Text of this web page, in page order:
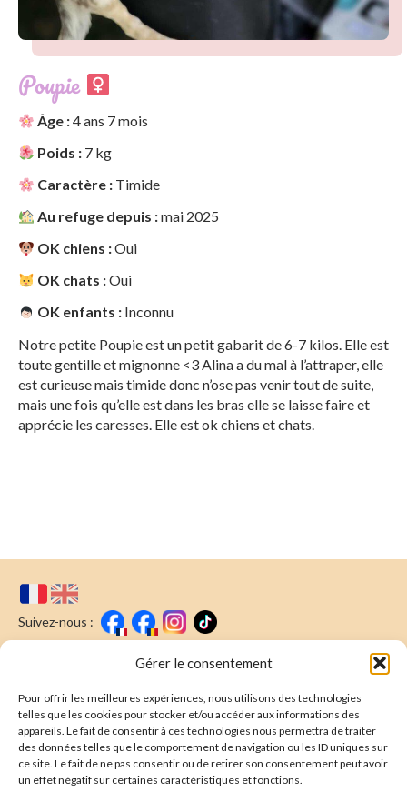
Gérer le consentement
Pour offrir les meilleures expériences, nous utilisons des technologies
telles que les cookies pour stocker et/ou accéder aux informations des
appareils. Le fait de consentir à ces technologies nous permettra de traiter
des données telles que le comportement de navigation ou les ID uniques sur
ce site. Le fait de ne pas consentir ou de retirer son consentement peut avoir
un effet négatif sur certaines caractéristiques et fonctions.
Poupie
Âge :4 ans 7 mois
Poids : 7 kg
Caractère : Timide
Au refuge depuis :mai 2025
OK chiens :Oui
OK chats :Oui
OK enfants : Inconnu
Notre petite Poupie est un petit gabarit de 6-7 kilos. Elle est
toute gentille et mignonne <3 Alina a du mal à l’attraper, elle
est curieuse mais timide donc n’ose pas venir tout de suite,
mais une fois qu’elle est dans les bras elle se laisse faire et
apprécie les caresses. Elle est ok chiens et chats.
Suivez-nous :
Nous écrire
Newsletter
E-mail* : Souscrire
J'ai lu & j'accepte lapolitique de confidentalité